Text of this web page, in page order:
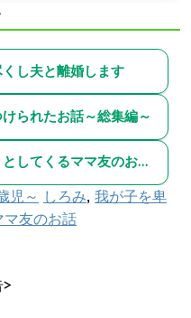
し夫と離婚します
られたお話～総集編～
我が子を卑下して輪に入ろうとしてくるママ友のお話～総集編～
児～ しろみ, 我が子を卑
マ友のお話